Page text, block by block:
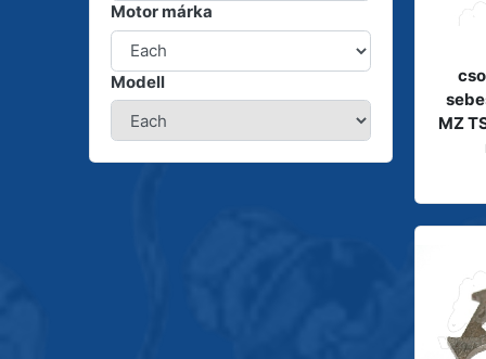
Motor márka
Modell
MZ